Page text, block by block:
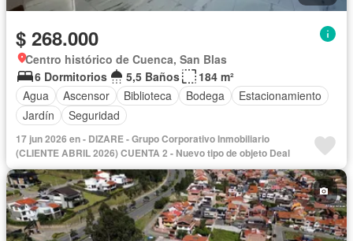
$ 268.000
Centro histórico de Cuenca, San Blas
6 Dormitorios
5,5 Baños
184 m²
Agua
Ascensor Biblioteca Bodega
Estacionamiento
Jardín
Seguridad
17 jun 2026 en - DIZARE - Grupo Corporativo Inmobiliario
(CLIENTE ABRIL 2026) CUENTA 2 - Nuevo tipo de objeto Deal